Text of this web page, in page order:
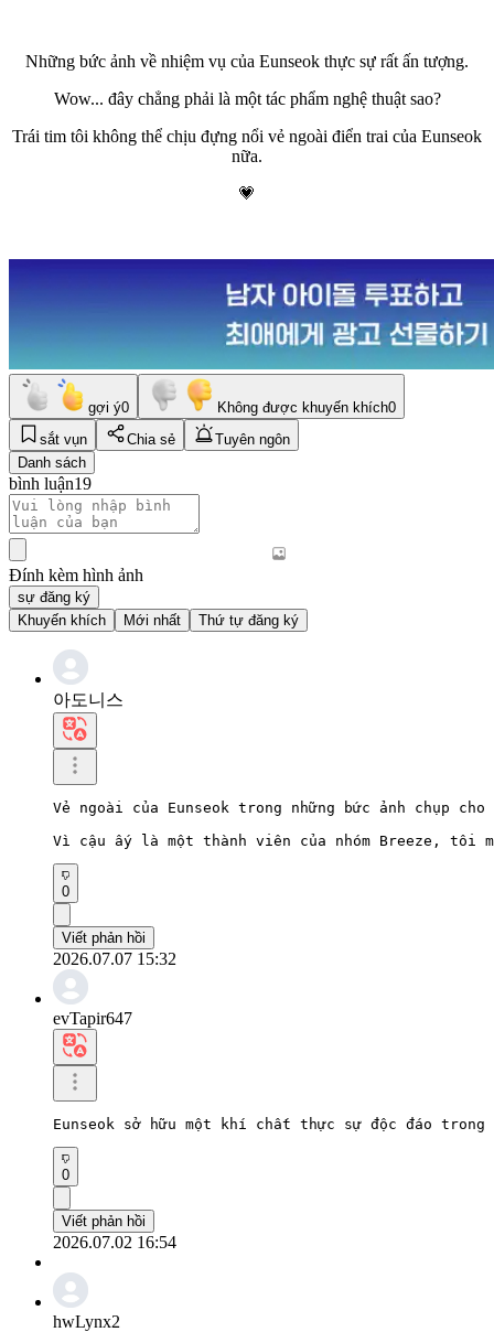
Những bức ảnh về nhiệm vụ của Eunseok thực sự rất ấn tượng.
Wow... đây chẳng phải là một tác phẩm nghệ thuật sao?
Trái tim tôi không thể chịu đựng nổi vẻ ngoài điển trai của Eunseok
nữa.
💗
gợi ý0 Không được khuyến khích0
sắt vụn
Chia sẻ
Tuyên ngôn
Danh sách
bình luận19
Đính kèm hình ảnh
sự đăng ký
Khuyến khích
Mới nhất Thứ tự đăng ký
아도니스
Vẻ ngoài của Eunseok trong những bức ảnh chụp
Vì cậu ấy là một thành viên của nhóm Breeze, tôi
0
Viết phản hồi
2026.07.07 15:32
evTapir647
Eunseok sở hữu một khí chất thực sự độc đáo
0
Viết phản hồi
2026.07.02 16:54
hwLynx2